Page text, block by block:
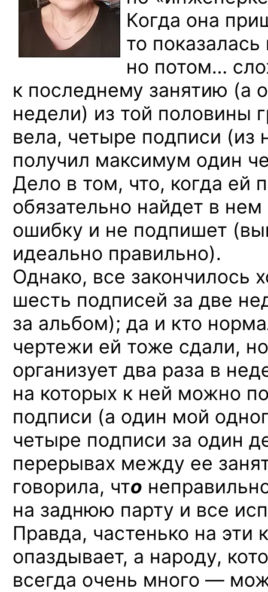
Когда она
то
но потом…
к последнему занятию (а
недели) из той половины
вела, четыре подписи
получил максимум один
Дело в том, что, когда ей
обязательно найдет в нем
ошибку и не подпишет
идеально правильно).
Однако, все закончилось
шесть подписей за две
за альбом); да и кто
чертежи ей тоже сдали,
организует два раза в
на которых к ней можно
подписи (а один мой
четыре подписи за один
перерывах между ее
говорила, что
на заднюю парту и все
Правда, частенько на эти
опаздывает, а народу,
всегда очень много —